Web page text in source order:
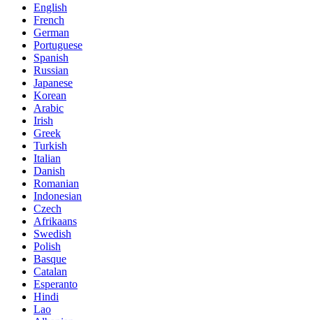
English
French
German
Portuguese
Spanish
Russian
Japanese
Korean
Arabic
Irish
Greek
Turkish
Italian
Danish
Romanian
Indonesian
Czech
Afrikaans
Swedish
Polish
Basque
Catalan
Esperanto
Hindi
Lao